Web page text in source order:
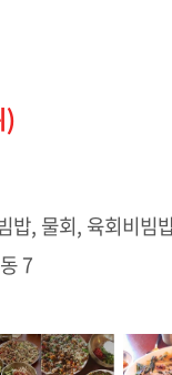
)
밥, 물회, 육회비빔
7